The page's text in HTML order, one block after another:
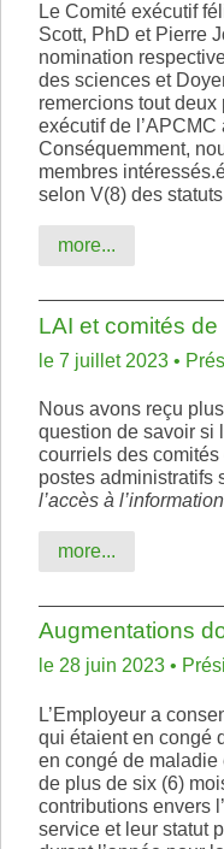
Le Comité exécutif
Scott, PhD et Pierre
nomination
des sciences et
remercions tout
exécutif de
Conséquemment,
membres
selon V(8) des
more...
LAI et comités
le 7 juillet 2023 •
Nous avons reçu
question de savoir si
courriels des
postes administratifs
l’accès à l’information
more...
Augmentations
le 28 juin 2023 •
L’Employeur a
qui étaient en congé
en congé de maladie
de plus de six (6)
contributions envers
service et leur statut